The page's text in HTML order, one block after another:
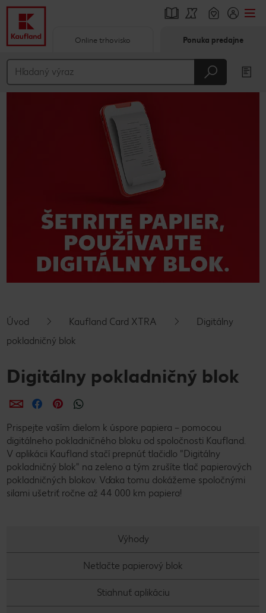
Hlavný obsah
Vyskakovací bočný panel
Online trhovisko Ponuka predajne
Úvod Kaufland Card XTRA
Digitálny
pokladničný blok
Digitálny pokladničný blok
ZdieľaťZdieľaťZdieľať
Prispejte vaším dielom k úspore papiera – pomocou
digitálneho pokladničného bloku od spoločnosti Kaufland.
V aplikácii Kaufland stačí prepnúť tlačidlo "Digitálny
pokladničný blok" na zeleno a tým zrušíte tlač papierových
pokladničných blokov. Vďaka tomu dokážeme spoločnými
silami ušetriť ročne až 44 000 km papiera!
Výhody
Netlačte papierový blok
Stiahnuť aplikáciu